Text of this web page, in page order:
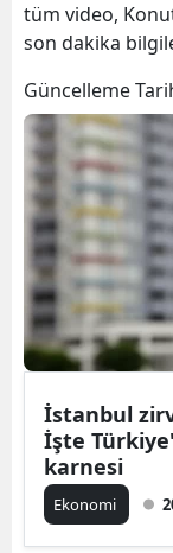
tüm video, Konut
son dakika
Güncelleme
İstanbul
İşte
karnesi
Ekonomi